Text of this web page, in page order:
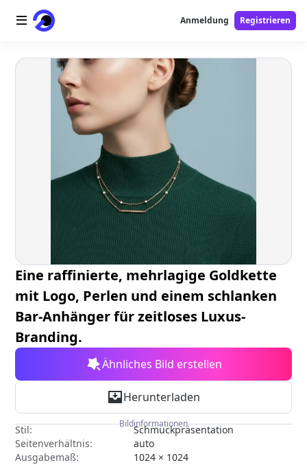
Startseite
Free-Tools
Anmeldung Registrieren
Eine raffinierte, mehrlagige Goldkette
mit Logo, Perlen und einem schlanken
Bar-Anhänger für zeitloses Luxus-
Branding.
Ähnliches Bild erstellen
Herunterladen
Bildinformationen
Stil:
Schmuckpräsentation
Seitenverhältnis:
auto
Ausgabemaß:
1024 × 1024